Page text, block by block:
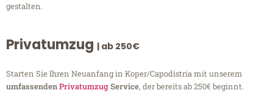
gestalten.
Privatumzug | ab 250€
Starten Sie Ihren Neuanfang in Koper/Capodistria mit unserem
umfassendenPrivatumzugService, der bereits ab 250€ beginnt.